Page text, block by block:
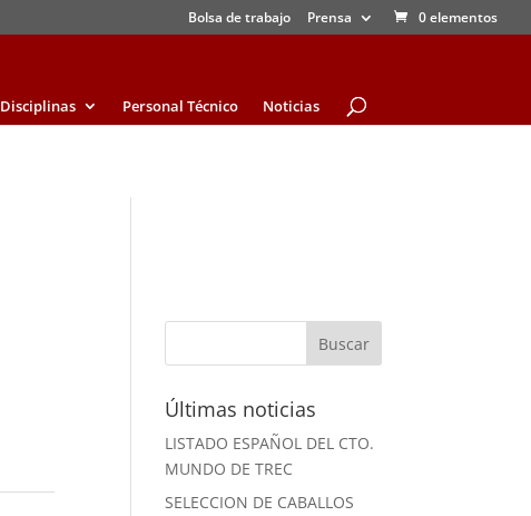
Bolsa de trabajo Prensa 0 elementos
Disciplinas Personal Técnico Noticias
Últimas noticias
LISTADO ESPAÑOL DEL CTO.
MUNDO DE TREC
SELECCION DE CABALLOS